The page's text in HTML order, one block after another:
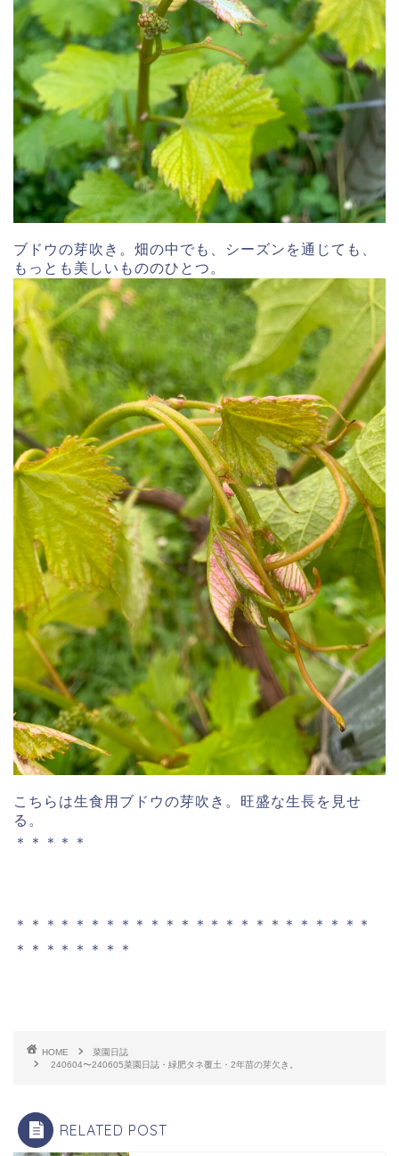
ブドウの芽吹き。畑の中でも、シーズンを通じても、
もっとも美しいもののひとつ。
こちらは生食用ブドウの芽吹き。旺盛な生長を見せ
る。
＊＊＊＊＊
＊＊＊＊＊＊＊＊＊＊＊＊＊＊＊＊＊＊＊＊＊＊＊＊
＊＊＊＊＊＊＊＊
HOME
菜園日誌
240604〜240605菜園日誌・緑肥タネ覆土・2年苗の芽欠き。
RELATED POST